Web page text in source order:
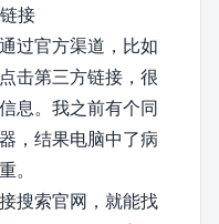
接
过官方渠道，比如
击第三方链接，很
息。我之前有个同
，结果电脑中了病
。
搜索官网，就能找